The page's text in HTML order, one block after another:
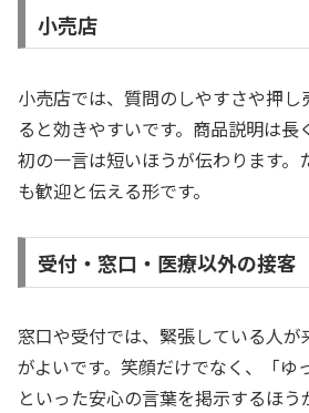
小売店
小売店では、質問のしやすさや押
ると効きやすいです。商品説明は長
初の一言は短いほうが伝わります。
も歓迎と伝える形です。
受付・窓口・医療以外の接客
窓口や受付では、緊張している人が
がよいです。笑顔だけでなく、「ゆ
といった安心の言葉を掲示するほ